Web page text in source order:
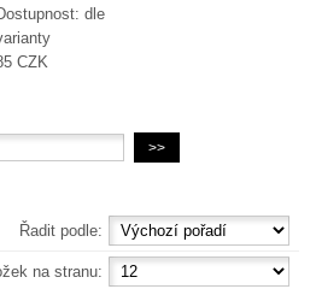
dle
CZK
Řadit podle:
na stranu: